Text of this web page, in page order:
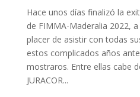
Hace unos días finalizó la
de FIMMA-Maderalia 2022, a
placer de asistir con todas
estos complicados años
mostraros. Entre ellas cabe
JURACOR...